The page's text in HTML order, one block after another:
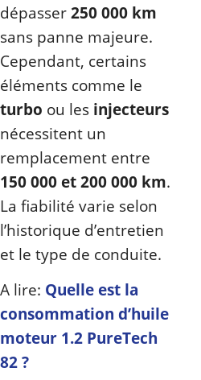
dépasser250 000 km
sans panne majeure.
Cependant, certains
éléments comme le
turbo ou les injecteurs
nécessitent un
remplacement entre
150 000 et 200 000 km.
La fiabilité varie selon
l’historique d’entretien
et le type de conduite.
A lire: Quelle est la
consommation d’huile
moteur 1.2 PureTech
82 ?